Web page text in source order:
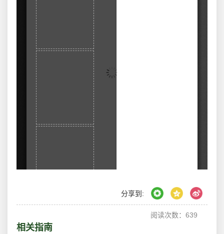
分享到:
阅读次数： 639
相关指南